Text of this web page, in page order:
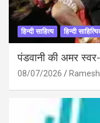
हिन्दी साहित्य हिन्दी
पंडवानी की अमर
08/07/2026